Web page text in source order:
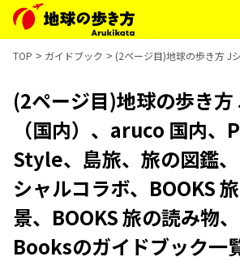
TOP ガイドブック (2ページ目)地球の歩き方 J
(2ページ目)地球の歩き
（国内）、aruco 国内
Style、島旅、旅の図鑑、
シャルコラボ、BOOKS
景、BOOKS 旅の読み物
Booksのガイドブック一